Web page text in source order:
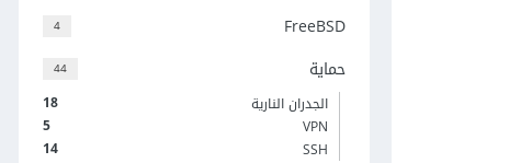
4 FreeBSD
44 حماية
18
الجدران النارية
5
VPN
14
SSH